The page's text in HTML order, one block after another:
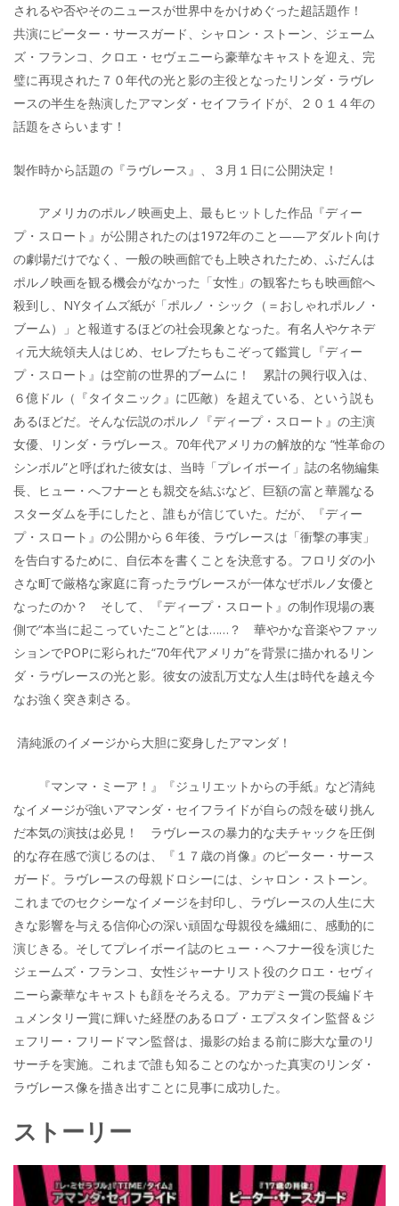
されるや否やそのニュースが世界中をかけめぐった超話題作！
共演にピーター・サースガード、シャロン・ストーン、ジェーム
ズ・フランコ、クロエ・セヴェニーら豪華なキャストを迎え、完
璧に再現された７０年代の光と影の主役となったリンダ・ラヴレ
ースの半生を熱演したアマンダ・セイフライドが、２０１４年の
話題をさらいます！
製作時から話題の『ラヴレース』、３月１日に公開決定！
アメリカのポルノ映画史上、最もヒットした作品『ディー
プ・スロート』が公開されたのは1972年のこと——アダルト向け
の劇場だけでなく、一般の映画館でも上映されたため、ふだんは
ポルノ映画を観る機会がなかった「女性」の観客たちも映画館へ
殺到し、NYタイムズ紙が「ポルノ・シック（＝おしゃれポルノ・
ブーム）」と報道するほどの社会現象となった。有名人やケネデ
ィ元大統領夫人はじめ、セレブたちもこぞって鑑賞し『ディー
プ・スロート』は空前の世界的ブームに！ 累計の興行収入は、
６億ドル（『タイタニック』に匹敵）を超えている、という説も
あるほどだ。そんな伝説のポルノ『ディープ・スロート』の主演
女優、リンダ・ラヴレース。70年代アメリカの解放的な “性革命の
シンボル”と呼ばれた彼女は、当時「プレイボーイ」誌の名物編集
長、ヒュー・へフナーとも親交を結ぶなど、巨額の富と華麗なる
スターダムを手にしたと、誰もが信じていた。だが、『ディー
プ・スロート』の公開から６年後、ラヴレースは「衝撃の事実」
を告白するために、自伝本を書くことを決意する。フロリダの小
さな町で厳格な家庭に育ったラヴレースが一体なぜポルノ女優と
なったのか？ そして、『ディープ・スロート』の制作現場の裏
側で“本当に起こっていたこと”とは……？ 華やかな音楽やファッ
ションでPOPに彩られた“70年代アメリカ”を背景に描かれるリン
ダ・ラヴレースの光と影。彼女の波乱万丈な人生は時代を越え今
なお強く突き刺さる。
清純派のイメージから大胆に変身したアマンダ！
『マンマ・ミーア！』『ジュリエットからの手紙』など清純
なイメージが強いアマンダ・セイフライドが自らの殻を破り挑ん
だ本気の演技は必見！ ラヴレースの暴力的な夫チャックを圧倒
的な存在感で演じるのは、『１７歳の肖像』のピーター・サース
ガード。ラヴレースの母親ドロシーには、シャロン・ストーン。
これまでのセクシーなイメージを封印し、ラヴレースの人生に大
きな影響を与える信仰心の深い頑固な母親役を繊細に、感動的に
演じきる。そしてプレイボーイ誌のヒュー・ヘフナー役を演じた
ジェームズ・フランコ、女性ジャーナリスト役のクロエ・セヴィ
ニーら豪華なキャストも顔をそろえる。アカデミー賞の長編ドキ
ュメンタリー賞に輝いた経歴のあるロブ・エプスタイン監督＆ジ
ェフリー・フリードマン監督は、撮影の始まる前に膨大な量のリ
サーチを実施。これまで誰も知ることのなかった真実のリンダ・
ラヴレース像を描き出すことに見事に成功した。
ストーリー